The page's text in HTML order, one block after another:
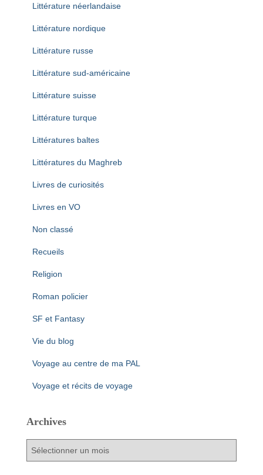
Littérature néerlandaise
Littérature nordique
Littérature russe
Littérature sud-américaine
Littérature suisse
Littérature turque
Littératures baltes
Littératures du Maghreb
Livres de curiosités
Livres en VO
Non classé
Recueils
Religion
Roman policier
SF et Fantasy
Vie du blog
Voyage au centre de ma PAL
Voyage et récits de voyage
Archives